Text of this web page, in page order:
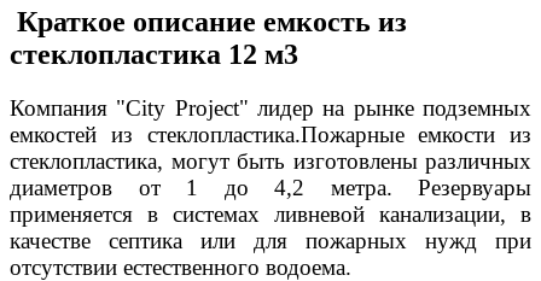
Краткое описание емкость из
стеклопластика 12 м3
Компания "City Project" лидер на рынке подземных
емкостей из стеклопластика.Пожарные емкости из
стеклопластика, могут быть изготовлены различных
диаметров от 1 до 4,2 метра. Резервуары
применяется в системах ливневой канализации, в
качестве септика или для пожарных нужд при
отсутствии естественного водоема.